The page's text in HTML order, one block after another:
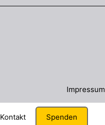
Impressum
Kontakt Spenden